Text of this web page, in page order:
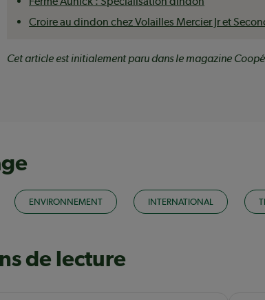
Croire au dindon chez Volailles Mercier Jr et
Cet article est initialement paru dans le magazine
ENVIRONNEMENT INTERNATIONAL
de lecture